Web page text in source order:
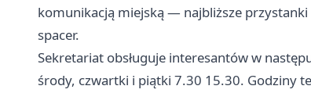
komunikacją miejską — najbliższe
spacer.
Sekretariat obsługuje interesantów w
środy, czwartki i piątki 7.30 15.30. Godziny